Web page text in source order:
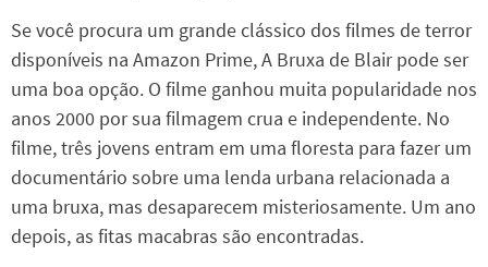
Se você procura um grande clássico dos filmes de terror
disponíveis na Amazon Prime, A Bruxa de Blair pode ser
uma boa opção. O filme ganhou muita popularidade nos
anos 2000 por sua filmagem crua e independente. No
filme, três jovens entram em uma floresta para fazer um
documentário sobre uma lenda urbana relacionada a
uma bruxa, mas desaparecem misteriosamente. Um ano
depois, as fitas macabras são encontradas.